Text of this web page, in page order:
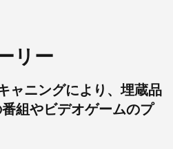
リー
ャニングにより、埋蔵品
組やビデオゲームのプ